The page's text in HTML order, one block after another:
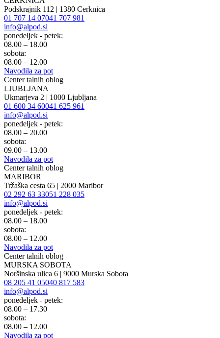
Podskrajnik 112 | 1380 Cerknica
01 707 14 07041 707 981
info@alpod.si
ponedeljek - petek:
08.00 – 18.00
sobota:
08.00 – 12.00
Navodila za pot
Center talnih oblog
LJUBLJANA
Ukmarjeva 2 | 1000 Ljubljana
01 600 34 60041 625 961
info@alpod.si
ponedeljek - petek:
08.00 – 20.00
sobota:
09.00 – 13.00
Navodila za pot
Center talnih oblog
MARIBOR
Tržaška cesta 65 | 2000 Maribor
02 292 63 33051 228 035
info@alpod.si
ponedeljek - petek:
08.00 – 18.00
sobota:
08.00 – 12.00
Navodila za pot
Center talnih oblog
MURSKA SOBOTA
Noršinska ulica 6 | 9000 Murska Sobota
08 205 41 05040 817 583
info@alpod.si
ponedeljek - petek:
08.00 – 17.30
sobota:
08.00 – 12.00
Navodila za pot